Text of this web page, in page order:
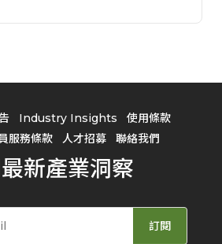
Industry Insights
使用條款
服務條款 人才招募 聯絡我們
新產業洞察
訂閱